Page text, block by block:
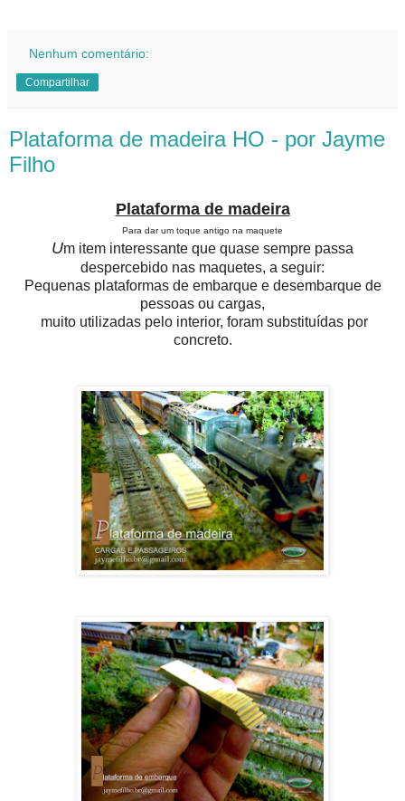
Nenhum comentário:
Compartilhar
Plataforma de madeira HO - por Jayme
Filho
Plataforma de madeira
Para dar um toque antigo na maquete
Um item interessante que quase sempre passa
despercebido nas maquetes, a seguir:
Pequenas plataformas de embarque e desembarque de
pessoas ou cargas,
muito utilizadas pelo interior, foram substituídas por
concreto.